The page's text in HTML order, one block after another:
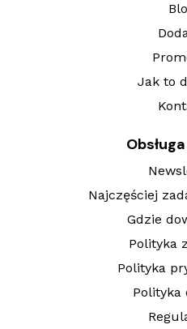
Jak to
Najczęściej
Gdzie
Polityka
Polityka
Polityka